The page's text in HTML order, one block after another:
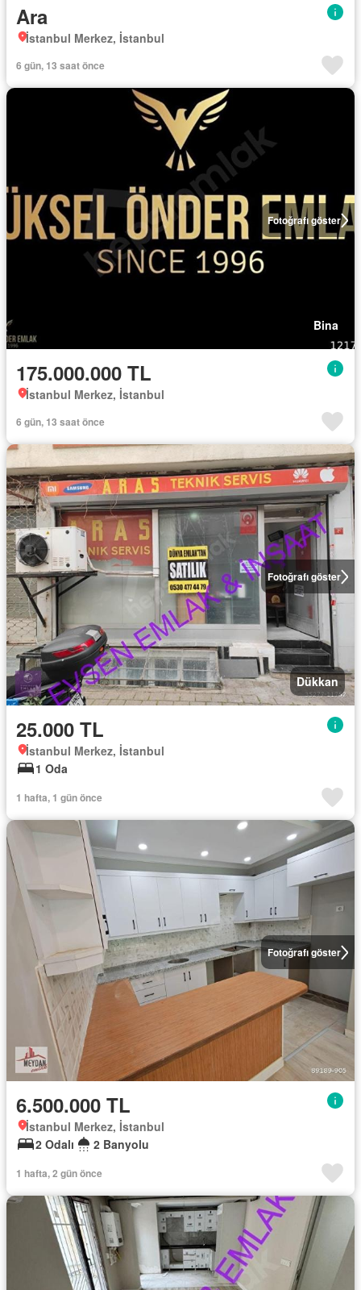
Ara
İstanbul Merkez, İstanbul
6 gün, 13 saat önce
Fotoğrafı göster
Bina
175.000.000 TL
İstanbul Merkez, İstanbul
6 gün, 13 saat önce
Fotoğrafı göster
Dükkan
25.000 TL
İstanbul Merkez, İstanbul
1 Oda
1 hafta, 1 gün önce
Fotoğrafı göster
6.500.000 TL
İstanbul Merkez, İstanbul
2 Odalı
2 Banyolu
1 hafta, 2 gün önce